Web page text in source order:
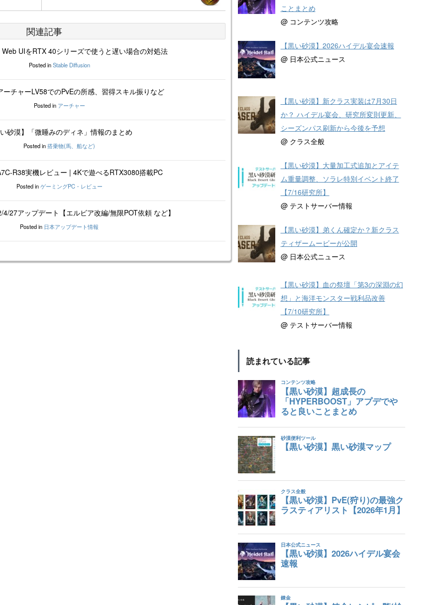
関連記事
UIをRTX 40シリーズで使うと遅い場合の対処法
Posted inStable Diffusion
ーチャーLV58でのPvEの所感、習得スキル振りなど
Posted in アーチャー
い砂漠】「微睡みのディネ」情報のまとめ
Posted in搭乗物(馬、船など)
R38実機レビュー | 4Kで遊べるRTX3080搭載PC
Posted inゲーミングPC・レビュー
4/27アップデート【エルビア改編/無限POT依頼 など】
Posted in 日本アップデート情報
ことまとめ
@ コンテンツ攻略
【黒い砂漠】2026ハイデル宴会速報
@ 日本公式ニュース
【黒い砂漠】新クラス実装は7月30日
か？ ハイデル宴会、研究所変則更新、
シーズンパス刷新から今後を予想
@ クラス全般
【黒い砂漠】大量加工式追加とアイテ
ム重量調整、ソラレ特別イベント終了
【7/16研究所】
@ テストサーバー情報
【黒い砂漠】弟くん確定か？新クラス
ティザームービーが公開
@ 日本公式ニュース
【黒い砂漠】血の祭壇「第3の深淵の幻
想」と海洋モンスター戦利品改善
【7/10研究所】
@ テストサーバー情報
読まれている記事